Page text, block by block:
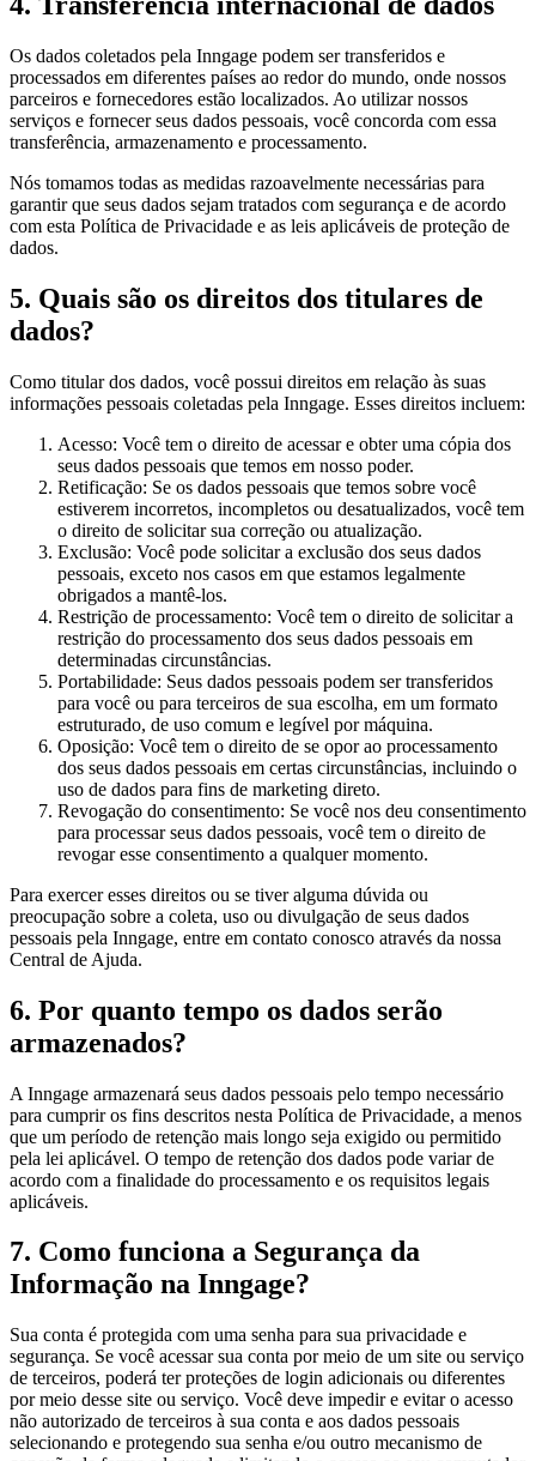
Os dados coletados pela Inngage podem ser transferidos e
processados em diferentes países ao redor do mundo, onde nossos
parceiros e fornecedores estão localizados. Ao utilizar nossos
serviços e fornecer seus dados pessoais, você concorda com essa
transferência, armazenamento e processamento.
Nós tomamos todas as medidas razoavelmente necessárias para
garantir que seus dados sejam tratados com segurança e de acordo
com esta Política de Privacidade e as leis aplicáveis de proteção de
dados.
5. Quais são os direitos dos titulares de
dados?
Como titular dos dados, você possui direitos em relação às suas
informações pessoais coletadas pela Inngage. Esses direitos incluem:
Acesso: Você tem o direito de acessar e obter uma cópia dos
seus dados pessoais que temos em nosso poder.
Retificação: Se os dados pessoais que temos sobre você
estiverem incorretos, incompletos ou desatualizados, você tem
o direito de solicitar sua correção ou atualização.
Exclusão: Você pode solicitar a exclusão dos seus dados
pessoais, exceto nos casos em que estamos legalmente
obrigados a mantê-los.
Restrição de processamento: Você tem o direito de solicitar a
restrição do processamento dos seus dados pessoais em
determinadas circunstâncias.
Portabilidade: Seus dados pessoais podem ser transferidos
para você ou para terceiros de sua escolha, em um formato
estruturado, de uso comum e legível por máquina.
Oposição: Você tem o direito de se opor ao processamento
dos seus dados pessoais em certas circunstâncias, incluindo o
uso de dados para fins de marketing direto.
Revogação do consentimento: Se você nos deu consentimento
para processar seus dados pessoais, você tem o direito de
revogar esse consentimento a qualquer momento.
Para exercer esses direitos ou se tiver alguma dúvida ou
preocupação sobre a coleta, uso ou divulgação de seus dados
pessoais pela Inngage, entre em contato conosco através da nossa
Central de Ajuda.
6. Por quanto tempo os dados serão
armazenados?
A Inngage armazenará seus dados pessoais pelo tempo necessário
para cumprir os fins descritos nesta Política de Privacidade, a menos
que um período de retenção mais longo seja exigido ou permitido
pela lei aplicável. O tempo de retenção dos dados pode variar de
acordo com a finalidade do processamento e os requisitos legais
aplicáveis.
7. Como funciona a Segurança da
Informação na Inngage?
Sua conta é protegida com uma senha para sua privacidade e
segurança. Se você acessar sua conta por meio de um site ou serviço
de terceiros, poderá ter proteções de login adicionais ou diferentes
por meio desse site ou serviço. Você deve impedir e evitar o acesso
não autorizado de terceiros à sua conta e aos dados pessoais
selecionando e protegendo sua senha e/ou outro mecanismo de